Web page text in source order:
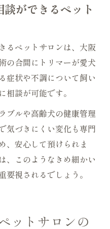
ができるペット
るペットサロンは、大阪
の合間にトリマーが愛犬
症状や不調について飼い
相談が可能です。
ブルや高齢犬の健康管理
気づきにくい変化も専門
、安心して預けられま
、このようなきめ細かい
視されるでしょう。
ットサロンの